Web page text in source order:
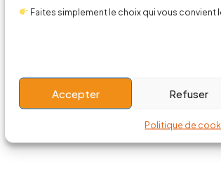
Faites simplement le choix qui vous convient
Accepter Refuser
Politique de